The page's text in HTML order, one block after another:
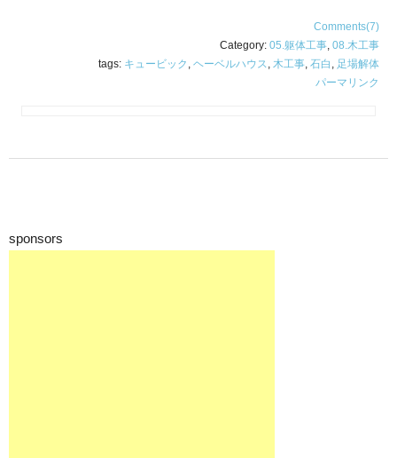
Comments(7)
Category: 05.躯体工事, 08.木工事
tags: キュービック , ヘーベルハウス, 木工事, 石白 , 足場解体
パーマリンク
sponsors